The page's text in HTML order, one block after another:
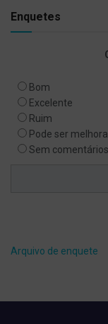
Enquetes
Bom
Excelente
Ruim
Pode ser
Sem comentários
Arquivo de enquete